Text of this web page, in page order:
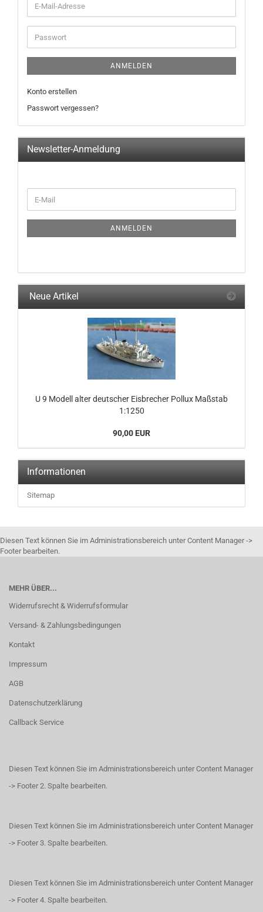
E-
Mail-
Adresse
Passwort
ANMELDEN
Konto erstellen
Passwort vergessen?
Newsletter-Anmeldung
ZUR
E-
Mail
ANMELDEN
Neue Artikel
U 9 Modell alter deutscher Eisbrecher Pollux Maßstab
1:1250
90,00 EUR
Informationen
Sitemap
Diesen Text können Sie im Administrationsbereich unter Content Manager ->
Footer bearbeiten.
MEHR ÜBER...
Widerrufsrecht & Widerrufsformular
Versand- & Zahlungsbedingungen
Kontakt
Impressum
AGB
Datenschutzerklärung
Callback Service
Diesen Text können Sie im Administrationsbereich unter Content Manager
-> Footer 2. Spalte bearbeiten.
Diesen Text können Sie im Administrationsbereich unter Content Manager
-> Footer 3. Spalte bearbeiten.
Diesen Text können Sie im Administrationsbereich unter Content Manager
-> Footer 4. Spalte bearbeiten.